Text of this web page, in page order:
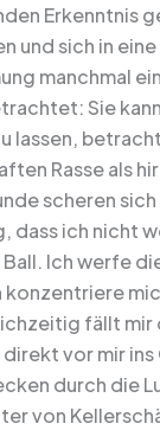
Erkenntnis
und sich in
manchmal
Sie
lassen,
Rasse als
scheren
dass ich nicht
Ich werfe
fällt mir
vor mir
durch die
von